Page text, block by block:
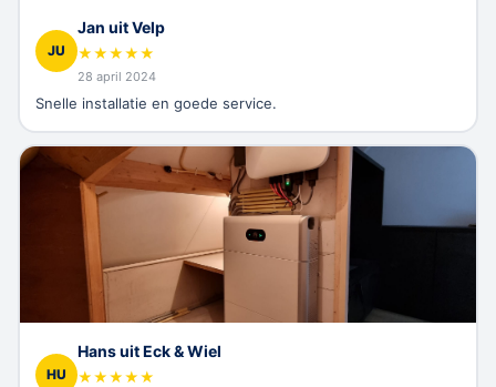
JU
Jan uit Velp
★★★★★
28 april 2024
Snelle installatie en goede service.
HU
Hans uit Eck & Wiel
★★★★★